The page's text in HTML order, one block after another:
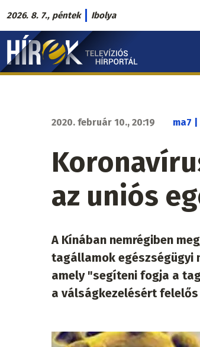
Ugrás
a
tartalomra
2026. 8. 7., péntek Ibolya
Hírek.sk
fő
2020. február 10., 20:19 ma7 |
az uniós
A Kínában nemrégiben
tagállamok egészségügyi
amely "segíteni fogja a
a válságkezelésért